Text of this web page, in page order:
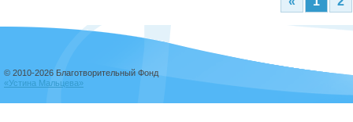
© 2010-2026 Благотворительный Фонд
«Устина Мальцева»